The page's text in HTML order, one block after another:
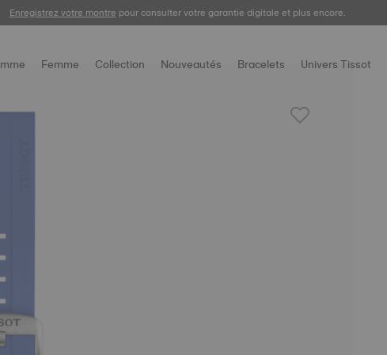
Enregistrez votre montre pour consulter votre garantie digitale et plus encore.
Femme Collection Nouveautés Bracelets Univers Tissot